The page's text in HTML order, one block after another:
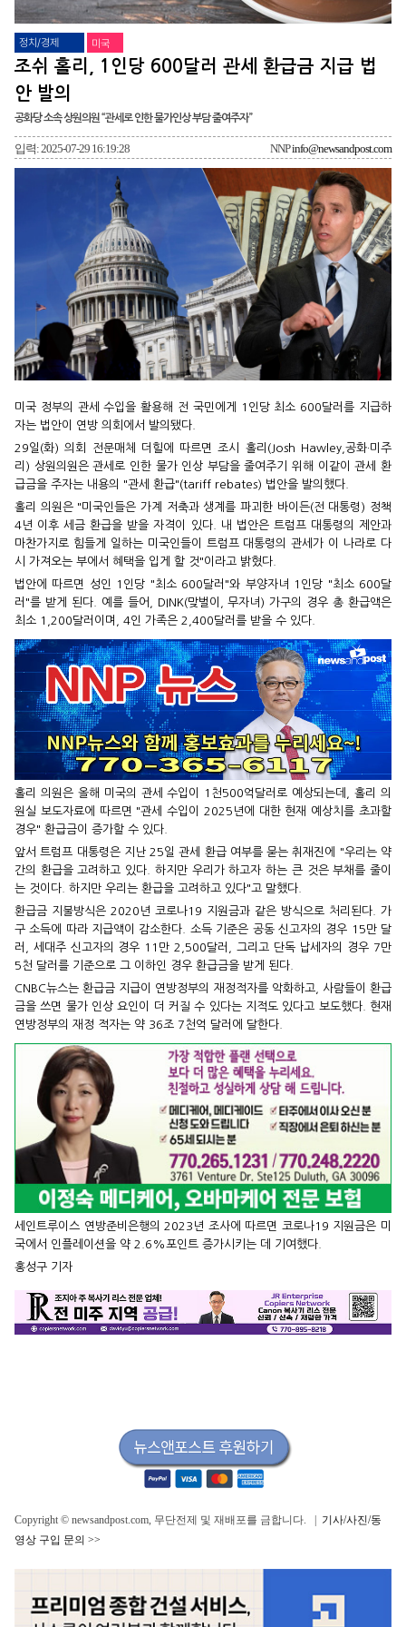
정치/경제 미국
조쉬 홀리, 1인당 600달러 관세 환급금 지급 법
안 발의
공화당 소속 상원의원 “관세로 인한 물가인상 부담 줄여주자”
입력: 2025-07-29 16:19:28 NNPinfo@newsandpost.com
미국 정부의 관세 수입을 활용해 전 국민에게 1인당 최소 600달러를 지급하
자는 법안이 연방 의회에서 발의됐다.
29일(화) 의회 전문매체 더힐에 따르면 조시 홀리(Josh Hawley,공화·미주
리) 상원의원은 관세로 인한 물가 인상 부담을 줄여주기 위해 이같이 관세 환
급금을 주자는 내용의 "관세 환급"(tariff rebates) 법안을 발의했다.
홀리 의원은 "미국인들은 가계 저축과 생계를 파괴한 바이든(전 대통령) 정책
4년 이후 세금 환급을 받을 자격이 있다. 내 법안은 트럼프 대통령의 제안과
마찬가지로 힘들게 일하는 미국인들이 트럼프 대통령의 관세가 이 나라로 다
시 가져오는 부에서 혜택을 입게 할 것"이라고 밝혔다.
법안에 따르면 성인 1인당 "최소 600달러"와 부양자녀 1인당 "최소 600달
러"를 받게 된다. 예를 들어, DINK(맞벌이, 무자녀) 가구의 경우 총 환급액은
최소 1,200달러이며, 4인 가족은 2,400달러를 받을 수 있다.
홀리 의원은 올해 미국의 관세 수입이 1천500억달러로 예상되는데, 홀리 의
원실 보도자료에 따르면 "관세 수입이 2025년에 대한 현재 예상치를 초과할
경우" 환급금이 증가할 수 있다.
앞서 트럼프 대통령은 지난 25일 관세 환급 여부를 묻는 취재진에 "우리는 약
간의 환급을 고려하고 있다. 하지만 우리가 하고자 하는 큰 것은 부채를 줄이
는 것이다. 하지만 우리는 환급을 고려하고 있다"고 말했다.
환급금 지불방식은 2020년 코로나19 지원금과 같은 방식으로 처리된다. 가
구 소득에 따라 지급액이 감소한다. 소득 기준은 공동 신고자의 경우 15만 달
러, 세대주 신고자의 경우 11만 2,500달러, 그리고 단독 납세자의 경우 7만
5천 달러를 기준으로 그 이하인 경우 환급금을 받게 된다.
CNBC뉴스는 환급금 지급이 연방정부의 재정적자를 악화하고, 사람들이 환급
금을 쓰면 물가 인상 요인이 더 커질 수 있다는 지적도 있다고 보도했다. 현재
연방정부의 재정 적자는 약 36조 7천억 달러에 달한다.
세인트루이스 연방준비은행의 2023년 조사에 따르면 코로나19 지원금은 미
국에서 인플레이션을 약 2.6%포인트 증가시키는 데 기여했다.
홍성구 기자
Copyright © newsandpost.com, 무단전제 및 재배포를 금합니다. | 기사/사진/동
영상 구입 문의 >>